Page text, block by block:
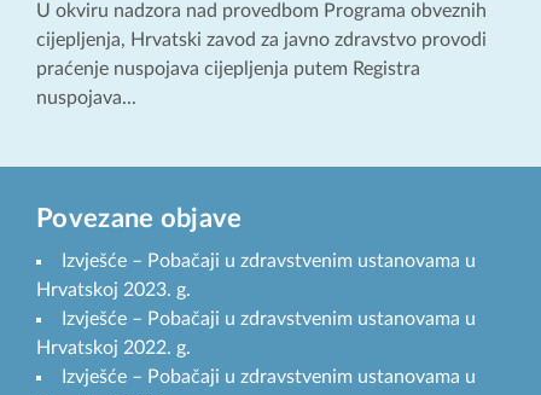
U okviru nadzora nad provedbom Programa obveznih
cijepljenja, Hrvatski zavod za javno zdravstvo provodi
praćenje nuspojava cijepljenja putem Registra
nuspojava...
Povezane objave
Izvješće – Pobačaji u zdravstvenim ustanovama u
Hrvatskoj 2023. g.
Izvješće – Pobačaji u zdravstvenim ustanovama u
Hrvatskoj 2022. g.
Izvješće – Pobačaji u zdravstvenim ustanovama u